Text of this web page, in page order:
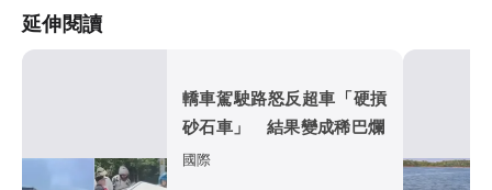
延伸閱讀
轎車駕駛路怒反超車「硬摃
砂石車」 結果變成稀巴爛
國際